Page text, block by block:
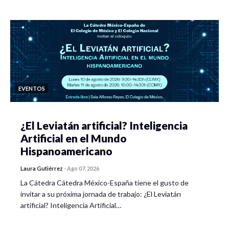
EVENTOS
¿El Leviatán artificial? Inteligencia
Artificial en el Mundo
Hispanoamericano
Laura Gutiérrez - Ago 07, 2026
La Cátedra Cátedra México-España tiene el gusto de
invitar a su próxima jornada de trabajo: ¿El Leviatán
artificial? Inteligencia Artificial…